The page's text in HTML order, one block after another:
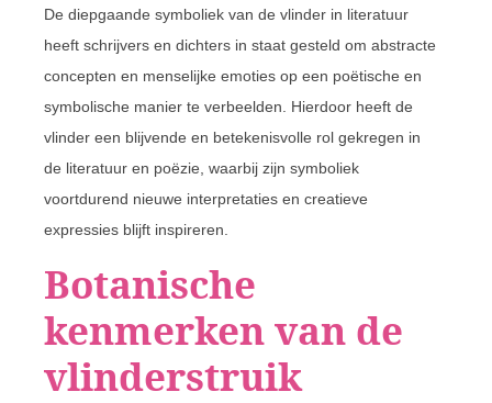
De diepgaande symboliek van de vlinder in literatuur
heeft schrijvers en dichters in staat gesteld om abstracte
concepten en menselijke emoties op een poëtische en
symbolische manier te verbeelden. Hierdoor heeft de
vlinder een blijvende en betekenisvolle rol gekregen in
de literatuur en poëzie, waarbij zijn symboliek
voortdurend nieuwe interpretaties en creatieve
expressies blijft inspireren.
Botanische
kenmerken van de
vlinderstruik